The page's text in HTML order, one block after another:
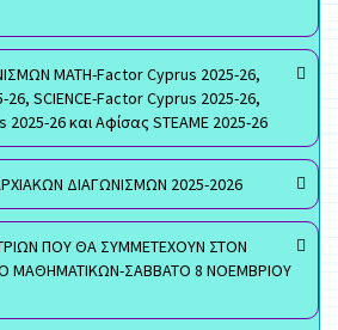
MATH-Factor Cyprus 2025-26,
SCIENCE-Factor Cyprus 2025-26,
2025-26 και Αφίσας STEAME 2025-26
ΔΙΑΓΩΝΙΣΜΩΝ 2025-2026
ΠΟΥ ΘΑ ΣΥΜΜΕΤΕΧΟΥΝ ΣΤΟΝ
ΜΑΘΗΜΑΤΙΚΩΝ-ΣΑΒΒΑΤΟ 8 ΝΟΕΜΒΡΙΟΥ